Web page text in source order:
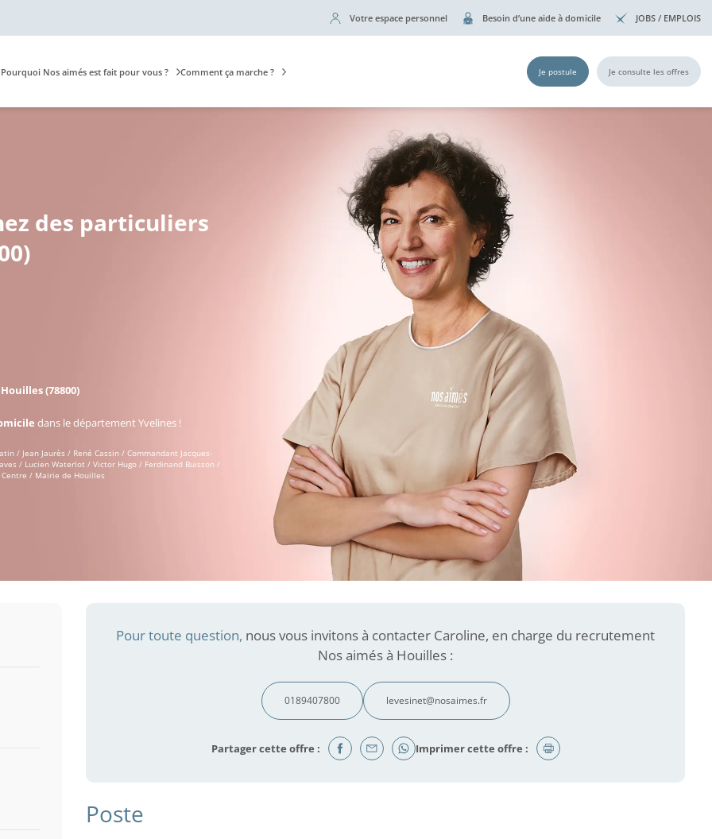
Votre espace personnel Besoin d’une aide à domicile JOBS / EMPLOIS
Pourquoi Nos aimés est fait pour vous ? Comment ça marche ? Je postule Je consulte les offres
des particuliers
Houilles (78800)
dans le département Yvelines !
/ Jean Jaurès / René Cassin / Commandant Jacques-
/ Lucien Waterlot / Victor Hugo / Ferdinand Buisson /
Centre / Mairie de Houilles
Pour toute question, nous vous invitons à contacter Caroline, en charge du recrutement
Nos aimés à Houilles :
0189407800 levesinet@nosaimes.fr
Partager cette offre : Imprimer cette offre :
Poste